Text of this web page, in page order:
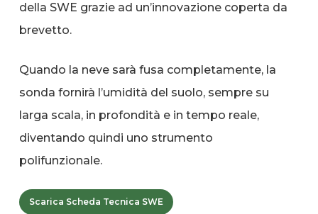
della SWE grazie ad un’innovazione coperta da
brevetto.
Quando la neve sarà fusa completamente, la
sonda fornirà l’umidità del suolo, sempre su
larga scala, in profondità e in tempo reale,
diventando quindi uno strumento
polifunzionale.
Scarica Scheda Tecnica SWE